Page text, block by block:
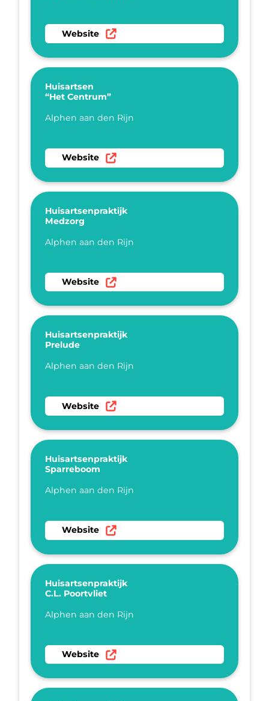
Ga naar website Gezondheidscentrum
Website
Huisartsen
“Het Centrum”
Plaatsnaam
Alphen aan den Rijn
Ga naar website Huisartsen “Het Centrum”
Website
Huisartsenpraktijk
Medzorg
Plaatsnaam
Alphen aan den Rijn
Ga naar website Huisartsenpraktijk Medzorg
Website
Huisartsenpraktijk
Prelude
Plaatsnaam
Alphen aan den Rijn
Ga naar website Huisartsenpraktijk Prelude
Website
Huisartsenpraktijk
Sparreboom
Plaatsnaam
Alphen aan den Rijn
Ga naar website Huisartsenpraktijk
Website
Huisartsenpraktijk
C.L. Poortvliet
Plaatsnaam
Alphen aan den Rijn
Ga naar website Huisartsenpraktijk C.L.
Website